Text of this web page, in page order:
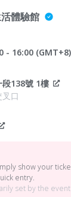
體驗館
- 16:00 (GMT+8)
段138號 1樓
口
show your
entry.
set by the